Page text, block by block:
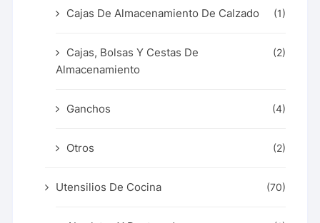
Cajas De Almacenamiento De Calzado (1)
Cajas, Bolsas Y Cestas De
Almacenamiento
(2)
Ganchos (4)
Otros (2)
Utensilios De Cocina (70)